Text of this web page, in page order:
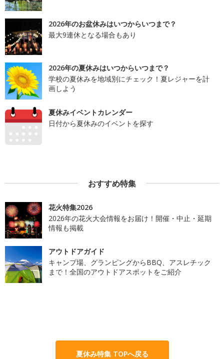
2026年のお盆休みはいつからいつまで？
最大9連休となる場合もあり
2026年の夏休みはいつからいつまで？
学校の夏休みを地域別にチェック！夏レジャーを計
画しよう
夏休みイベントカレンダー
日付から夏休みのイベントを探す
おすすめ特集
花火特集2026
2026年の花火大会情報をお届け！開催・中止・延期
情報も掲載
アウトドアガイド
キャンプ場、グランピングからBBQ、アスレチック
まで！全国のアウトドアスポットをご紹介
夏休み特集 TOPへ戻る